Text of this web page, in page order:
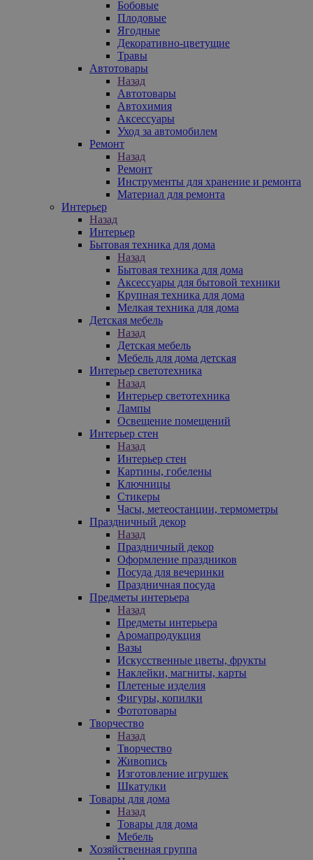
Бобовые
Плодовые
Ягодные
Декоративно-цветущие
Травы
Автотовары
Назад
Автотовары
Автохимия
Аксессуары
Уход за автомобилем
Ремонт
Назад
Ремонт
Инструменты для хранение и ремонта
Материал для ремонта
Интерьер
Назад
Интерьер
Бытовая техника для дома
Назад
Бытовая техника для дома
Аксессуары для бытовой техники
Крупная техника для дома
Мелкая техника для дома
Детская мебель
Назад
Детская мебель
Мебель для дома детская
Интерьер светотехника
Назад
Интерьер светотехника
Лампы
Освещение помещений
Интерьер стен
Назад
Интерьер стен
Картины, гобелены
Ключницы
Стикеры
Часы, метеостанции, термометры
Праздничный декор
Назад
Праздничный декор
Оформление праздников
Посуда для вечеринки
Праздничная посуда
Предметы интерьера
Назад
Предметы интерьера
Аромапродукция
Вазы
Искусственные цветы, фрукты
Наклейки, магниты, карты
Плетеные изделия
Фигуры, копилки
Фототовары
Творчество
Назад
Творчество
Живопись
Изготовление игрушек
Шкатулки
Товары для дома
Назад
Товары для дома
Мебель
Хозяйственная группа